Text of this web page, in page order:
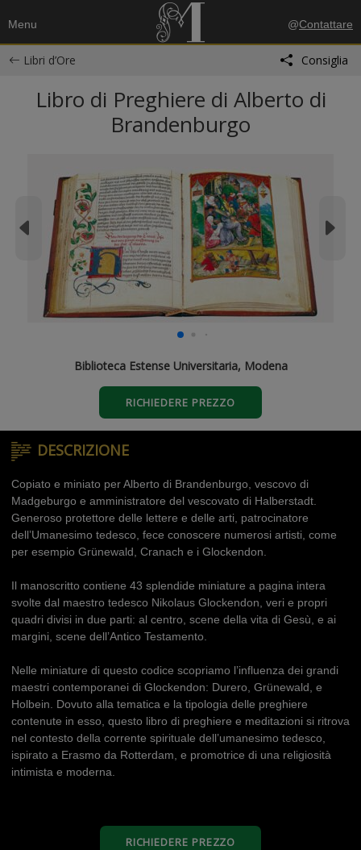
Menu @Contattare
Libri d’Ore Consiglia
Libro di Preghiere di Alberto di
Brandenburgo
Biblioteca Estense Universitaria, Modena
RICHIEDERE PREZZO
DESCRIZIONE
Copiato e miniato per Alberto di Brandenburgo, vescovo di
Madgeburgo e amministratore del vescovato di Halberstadt.
Generoso protettore delle lettere e delle arti, patrocinatore
dell’Umanesimo tedesco, fece conoscere numerosi artisti, come
per esempio Grünewald, Cranach e i Glockendon.
Il manoscritto contiene 43 splendide miniature a pagina intera
svolte dal maestro tedesco Nikolaus Glockendon, veri e propri
quadri divisi in due parti: al centro, scene della vita di Gesù, e ai
margini, scene dell’Antico Testamento.
Nelle miniature di questo codice scopriamo l’influenza dei grandi
maestri contemporanei di Glockendon: Durero, Grünewald, e
Holbein. Dovuto alla tematica e la tipologia delle preghiere
contenute in esso, questo libro di preghiere e meditazioni si ritrova
nel contesto della corrente spirituale dell’umanesimo tedesco,
ispirato a Erasmo da Rotterdam, e promotrice di una religiosità
intimista e moderna.
RICHIEDERE PREZZO